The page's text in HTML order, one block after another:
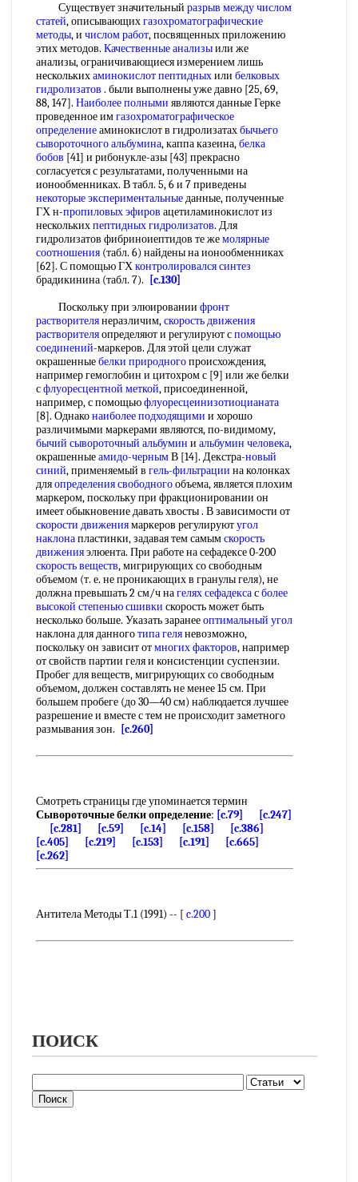
Существует значительный разрыв междучислом
статей, описывающихгазохроматографические
методы, и числом работ, посвященных приложению
этих методов. Качественные анализыили же
анализы, ограничивающиеся измерением лишь
несколькихаминокислот пептидныхили белковых
гидролизатов . были выполнены уже давно [25, 69,
88, 147]. Наиболее полными являются данные Герке
проведенное имгазохроматографическое
определениеаминокислот в гидролизатахбычьего
сывороточного альбумина, каппа казеина,белка
бобов [41] и рибонукле-азы [43] прекрасно
согласуется с результатами, полученными на
ионообменниках. В табл. 5, 6 и 7 приведены
некоторые экспериментальныеданные, полученные
ГХ н-пропиловых эфиров ацетиламинокислот из
несколькихпептидных гидролизатов. Для
гидролизатов фибриноиептидов те жемолярные
соотношения (табл. 6) найдены на ионообменниках
[62]. С помощью ГХконтролировался синтез
брадикинина (табл. 7).
[c.130]
Поскольку при элюировании фронт
растворителянеразличим,скорость движения
растворителяопределяют и регулируют спомощью
соединений-маркеров. Для этой цели служат
окрашенныебелки природногопроисхождения,
например гемоглобин и цитохром с [9] или же белки
сфлуоресцентной меткой, присоединенной,
например, с помощьюфлуоресцеинизотиоцианата
[8]. Однаконаиболее подходящими и хорошо
различимыми маркерами являются, по-видимому,
бычий сывороточный альбумин и альбумин человека,
окрашенныеамидо-чернымВ [14]. Декстра-новый
синий, применяемый в гель-фильтрации на колонках
дляопределения свободногообъема, является плохим
маркером, поскольку при фракционировании он
имеет обыкновение давать хвосты . В зависимости от
скорости движениямаркеров регулируютугол
наклонапластинки, задавая тем самымскорость
движенияэлюента. При работе на сефадексе 0-200
скорость веществ, мигрирующих со свободным
объемом (т. е. не проникающих в гранулы геля), не
должна превышать 2 см/ч нагелях сефадексасболее
высокой степенью сшивки скорость может быть
несколько больше. Указать заранееоптимальный угол
наклона для данноготипа геляневозможно,
поскольку он зависит отмногих факторов, например
от свойств партии геля и консистенции суспензии.
Пробег для веществ, мигрирующих со свободным
объемом, должен составлять не менее 15 см. При
большем пробеге (до 30—40 см) наблюдается лучшее
разрешение и вместе с тем не происходит заметного
размывания зон.
[c.260]
Смотреть страницы где упоминается термин
Сывороточные белки определение: [c.79]
[c.247]
[c.281]
[c.59] [c.14] [c.158]
[c.386]
[c.405]
[c.219] [c.153] [c.191]
[c.665]
[c.262]
Антитела Методы Т.1 (1991) -- [ c.200]
ПОИСК